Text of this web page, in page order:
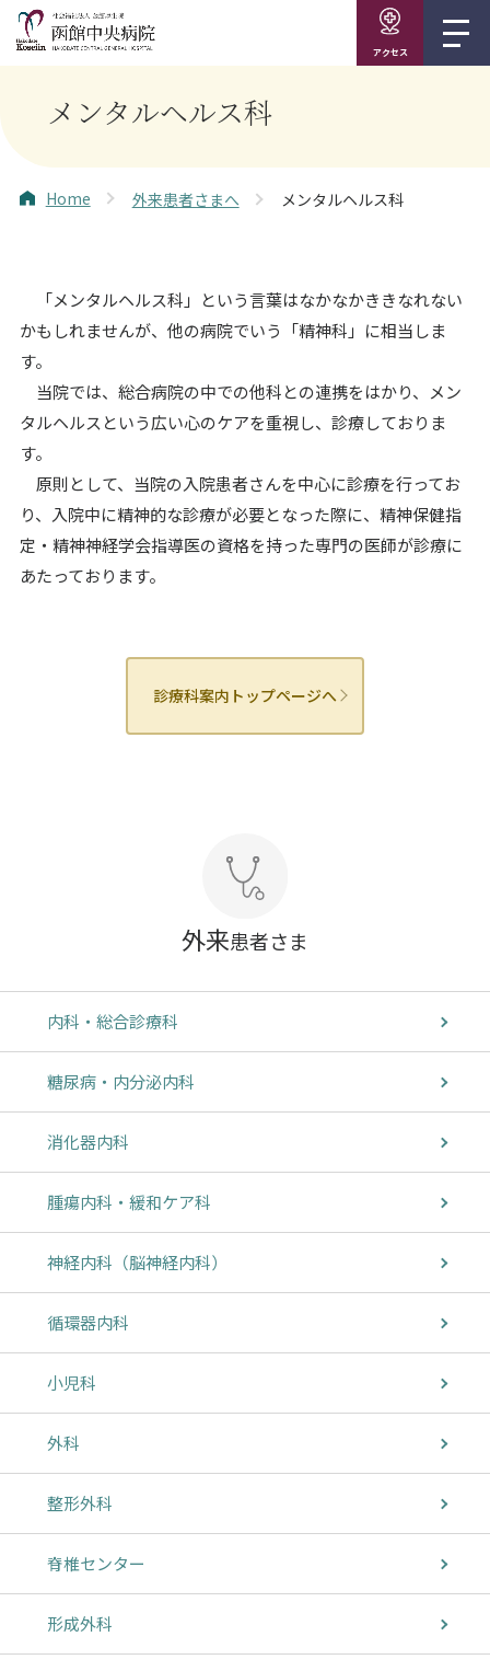
アクセス
外来患者さま
内科・総合診療科
糖尿病・内分泌内科
消化器内科
腫瘍内科・緩和ケア科
神経内科（脳神経内科）
循環器内科
小児科
外科
整形外科
脊椎センター
形成外科
メンタルヘルス科
Home 外来患者さまへ メンタルヘルス科
「メンタルヘルス科」という言葉はなかなかききなれない
かもしれませんが、他の病院でいう「精神科」に相当しま
す。
当院では、総合病院の中での他科との連携をはかり、メン
タルヘルスという広い心のケアを重視し、診療しておりま
す。
原則として、当院の入院患者さんを中心に診療を行ってお
り、入院中に精神的な診療が必要となった際に、精神保健指
定・精神神経学会指導医の資格を持った専門の医師が診療に
あたっております。
診療科案内トップページへ